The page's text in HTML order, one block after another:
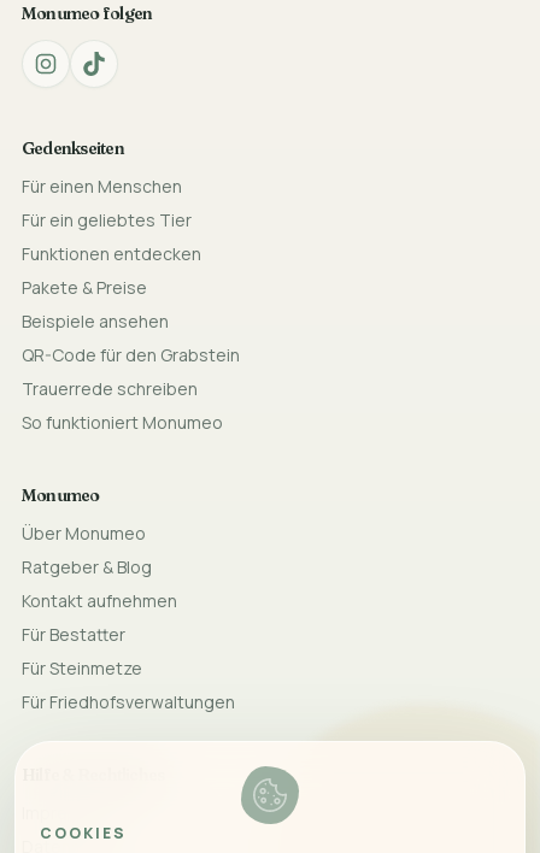
COOKIES
Monumeo folgen
Gedenkseiten
Für einen Menschen
Für ein geliebtes Tier
Funktionen entdecken
Pakete & Preise
Beispiele ansehen
QR-Code für den Grabstein
Trauerrede schreiben
So funktioniert Monumeo
Monumeo
Über Monumeo
Ratgeber & Blog
Kontakt aufnehmen
Für Bestatter
Für Steinmetze
Für Friedhofsverwaltungen
Datenschutz